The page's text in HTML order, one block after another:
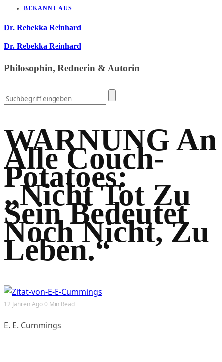
BEKANNT AUS
Dr. Rebekka Reinhard
Dr. Rebekka Reinhard
Philosophin, Rednerin & Autorin
WARNUNG An
Alle Couch-
Potatoes:
„Nicht Tot Zu
Sein Bedeutet
Noch Nicht, Zu
Leben.“
12 Jahren Ago0 Min Read
E. E. Cummings